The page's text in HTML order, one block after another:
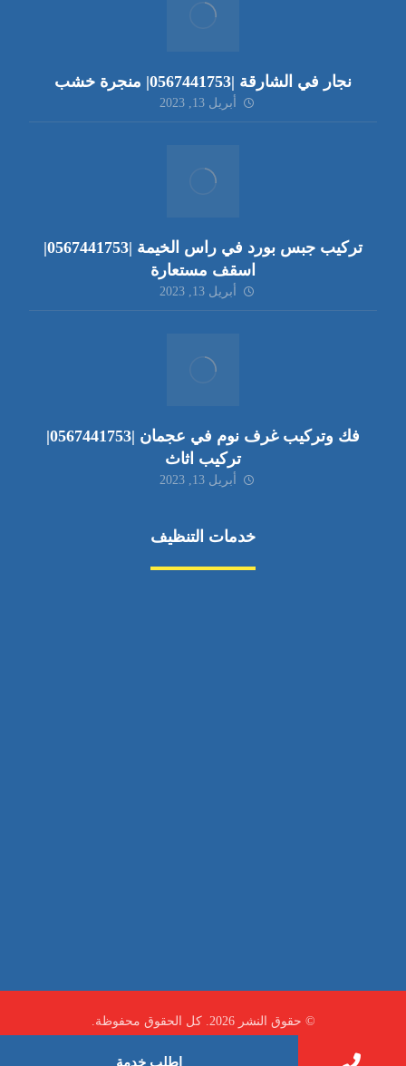
نجار في الشارقة |0567441753| منجرة خشب
أبريل 13, 2023
تركيب جبس بورد في راس الخيمة |0567441753|
اسقف مستعارة
أبريل 13, 2023
فك وتركيب غرف نوم في عجمان |0567441753|
تركيب اثاث
أبريل 13, 2023
خدمات التنظيف
© حقوق النشر 2026. كل الحقوق محفوظة.
اطلب خدمة